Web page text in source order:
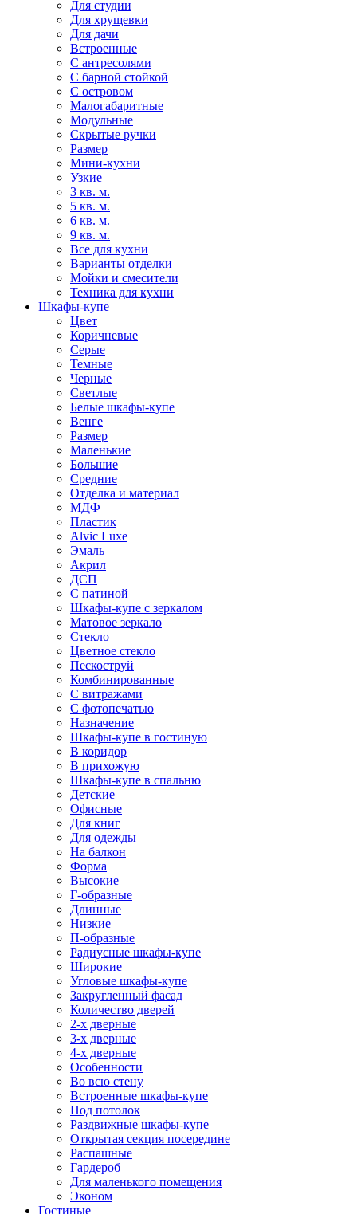
Для студии
Для хрущевки
Для дачи
Встроенные
С антресолями
С барной стойкой
С островом
Малогабаритные
Модульные
Скрытые ручки
Размер
Мини-кухни
Узкие
3 кв. м.
5 кв. м.
6 кв. м.
9 кв. м.
Все для кухни
Варианты отделки
Мойки и смесители
Техника для кухни
Шкафы-купе
Цвет
Коричневые
Серые
Темные
Черные
Светлые
Белые шкафы-купе
Венге
Размер
Маленькие
Большие
Средние
Отделка и материал
МДФ
Пластик
Alvic Luxe
Эмаль
Акрил
ДСП
С патиной
Шкафы-купе с зеркалом
Матовое зеркало
Стекло
Цветное стекло
Пескоструй
Комбинированные
С витражами
С фотопечатью
Назначение
Шкафы-купе в гостиную
В коридор
В прихожую
Шкафы-купе в спальню
Детские
Офисные
Для книг
Для одежды
На балкон
Форма
Высокие
Г-образные
Длинные
Низкие
П-образные
Радиусные шкафы-купе
Широкие
Угловые шкафы-купе
Закругленный фасад
Количество дверей
2-х дверные
3-х дверные
4-х дверные
Особенности
Во всю стену
Встроенные шкафы-купе
Под потолок
Раздвижные шкафы-купе
Открытая секция посередине
Распашные
Гардероб
Для маленького помещения
Эконом
Гостиные